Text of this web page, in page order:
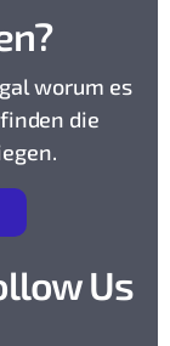
worum es
die
Us